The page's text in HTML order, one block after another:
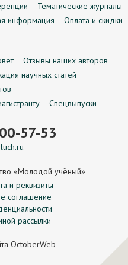
Тематические журналы
информация
Оплата и скидки
Отзывы наших авторов
научных статей
Спецвыпуски
57-53
«Молодой учёный»
и реквизиты
соглашение
рассылки
OctoberWeb